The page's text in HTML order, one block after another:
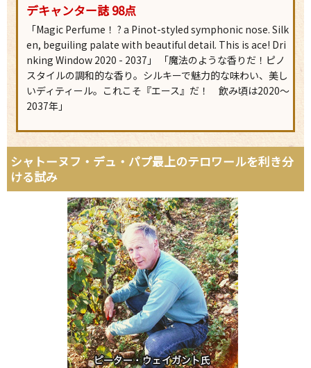
デキャンター誌 98点
「Magic Perfume！ ? a Pinot-styled symphonic nose. Silk
en, beguiling palate with beautiful detail. This is ace! Dri
nking Window 2020 - 2037」 「魔法のような香りだ！ピノ
スタイルの調和的な香り。シルキーで魅力的な味わい、美し
いディティール。これこそ『エース』だ！ 飲み頃は2020～
2037年」
シャトーヌフ・デュ・パプ最上のテロワールを利き分
ける試み